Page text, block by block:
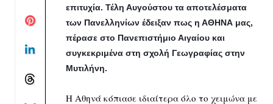
επιτυχία. Τέλη Αυγούστου τα αποτελέσματα
των Πανελληνίων έδειξαν πως η ΑΘΗΝΑ μας,
πέρασε στο Πανεπιστήμιο Αιγαίου και
συγκεκριμένα στη σχολή Γεωγραφίας στην
Μυτιλήνη.
Η Αθηνά κόπιασε ιδιαίτερα όλο το χειμώνα με